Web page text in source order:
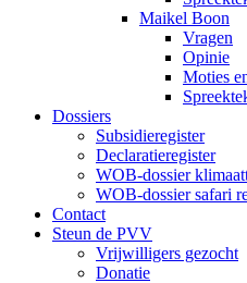
Maikel Boon
Vragen
Opinie
Moties
Dossiers
Subsidieregister
Declaratieregister
WOB-dossier
WOB-dossier safari
Contact
Steun de PVV
Vrijwilligers gezocht
Donatie